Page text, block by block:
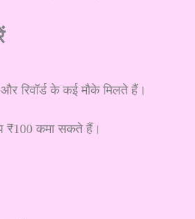
रिवॉर्ड के कई मौके मिलते हैं।
₹100 कमा सकते हैं।